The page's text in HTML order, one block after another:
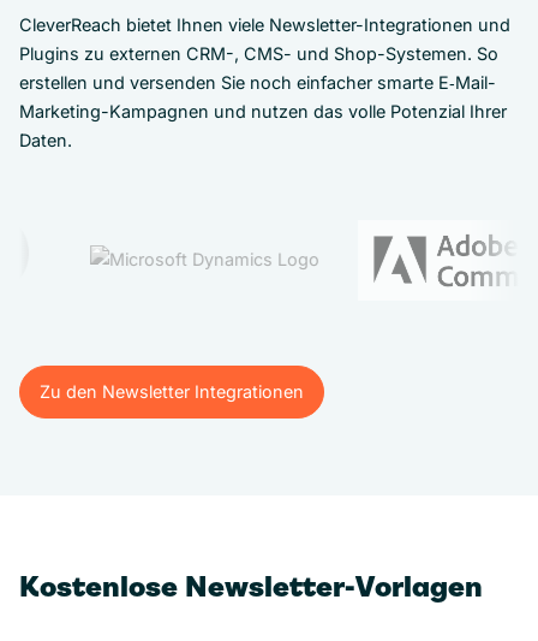
CleverReach bietet Ihnen viele Newsletter-Integrationen und
Plugins zu externen CRM-, CMS- und Shop-Systemen. So
erstellen und versenden Sie noch einfacher smarte E‑Mail-
Marketing-Kampagnen und nutzen das volle Potenzial Ihrer
Daten.
Zu den Newsletter Integrationen
Zu den Newsletter Integrationen
Kostenlose Newsletter-Vorlagen